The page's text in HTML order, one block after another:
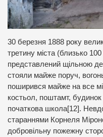
30 березня 1888 року
третину міста (близько
представлений щільною
стояли майже поруч,
поширився майже на все
костьол, поштамт, будинок
початкова школа[12].
стараннями Корнеля
добровільну пожежну